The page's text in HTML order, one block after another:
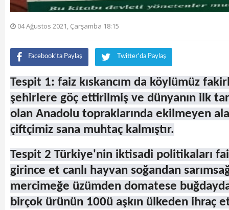
04 Ağustos 2021, Çarşamba 18:15
Facebook'ta Paylaş Twitter'da Paylaş
Tespit 1: faiz kıskancım da köylümüz
şehirlere göç ettirilmiş ve dünyanın ilk
olan Anadolu topraklarında ekilmeyen
çiftçimiz sana muhtaç kalmıştır.
Tespit 2 Türkiye'nin iktisadi politikaları
girince et canlı hayvan soğandan
mercimeğe üzümden domatese
birçok ürünün 100ü aşkın ülkeden ihraç